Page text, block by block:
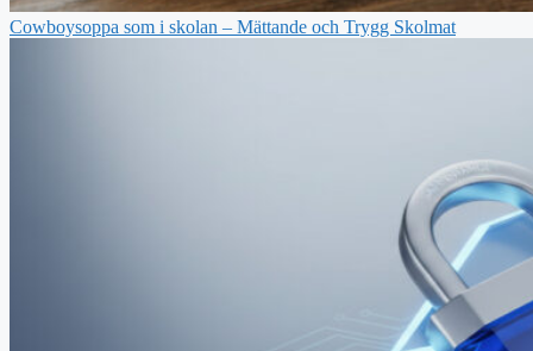
Cowboysoppa som i skolan – Mättande och Trygg Skolmat